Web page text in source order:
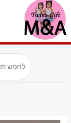
דילוג
לתוכן